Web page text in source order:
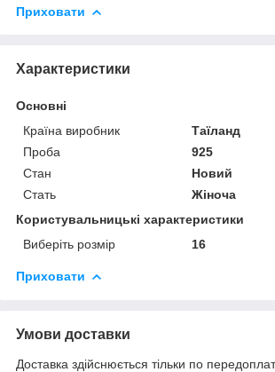
Приховати
Характеристики
Основні
Країна виробник
Таїланд
Проба
925
Стан
Новий
Стать
Жіноча
Користувальницькі характеристики
Виберіть розмір
16
Приховати
Умови доставки
Доставка здійснюється тільки по